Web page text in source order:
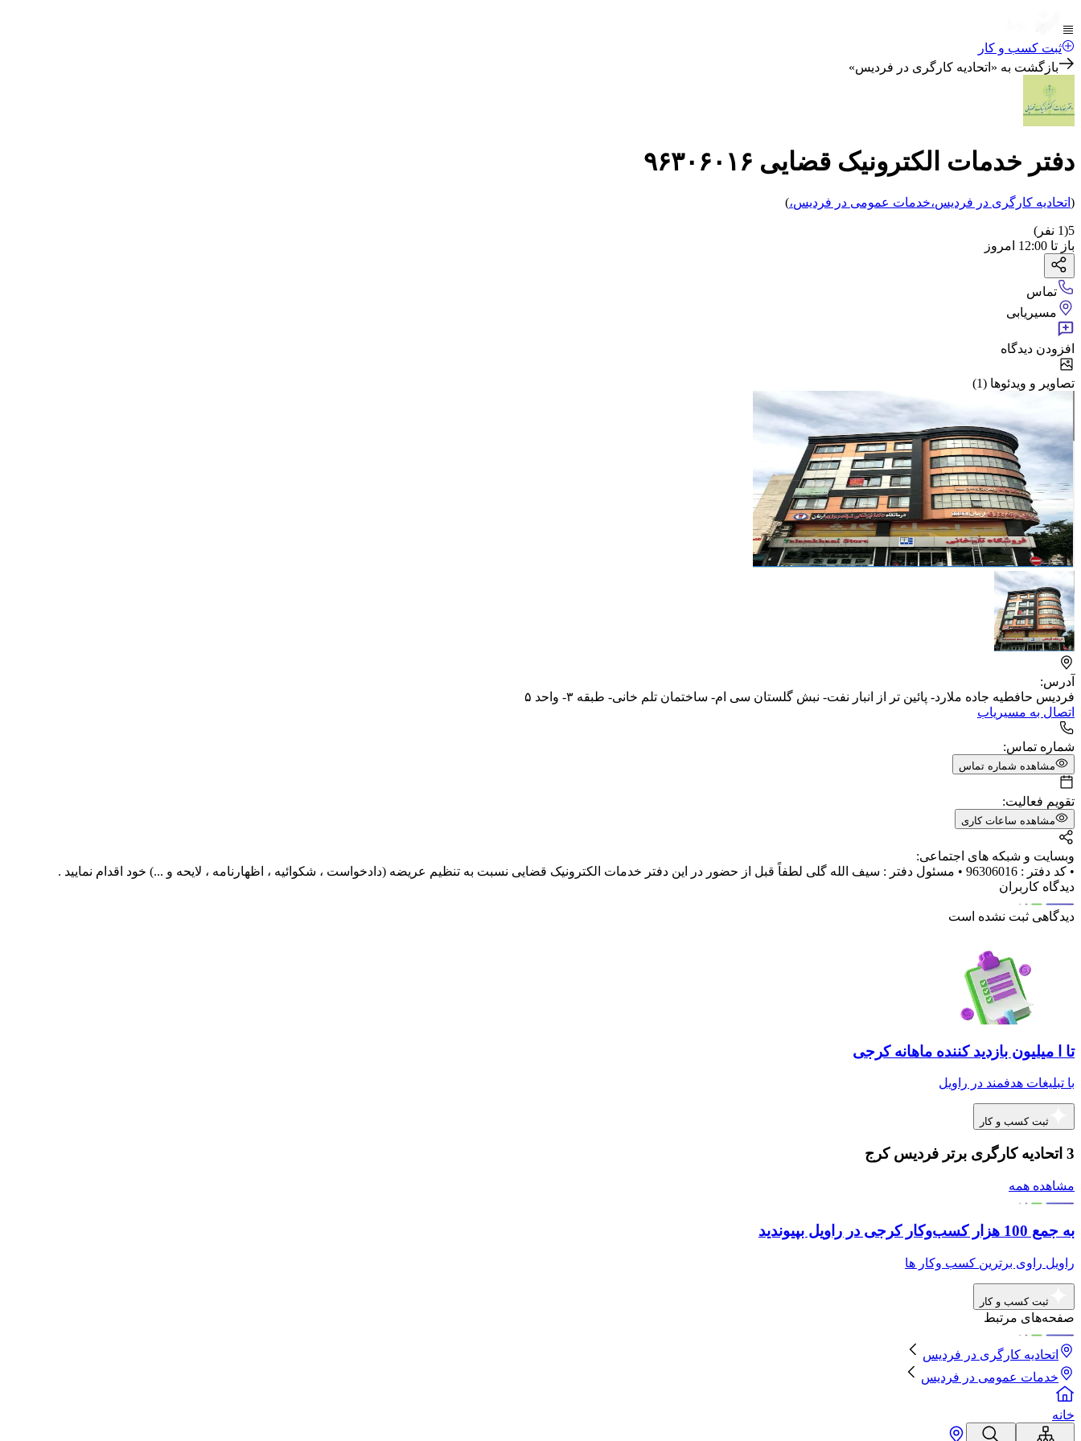
ثبت کسب و کار
بازگشت به « اتحادیه کارگری در فردیس»
دفتر خدمات الکترونیک قضایی ۹۶۳۰۶۰۱۶
( اتحادیه کارگری در فردیس،خدمات عمومی در فردیس،)
5
(
1 نفر)
باز تا 12:00 امروز
تماس
مسیریابی
افزودن دیدگاه
تصاویر و ویدئوها (1)
آدرس:
فردیس حافطیه جاده ملارد- پائین تر از انبار نفت- نبش گلستان سی ام- ساختمان تلم خانی- طبقه ۳- واحد ۵
اتصال به مسیریاب
شماره تماس:
مشاهده شماره تماس
تقویم فعالیت:
مشاهده ساعات کاری
وبسایت و شبکه های اجتماعی:
• کد دفتر : 96306016 • مسئول دفتر : سیف الله گلی لطفاً قبل از حضور در این دفتر خدمات الکترونیک قضایی نسبت به تنظیم عریضه (دادخواست ، شکوائیه ، اظهارنامه ، لایحه و ...) خود اقدام نمایید .
دیدگاه کاربران
دیدگاهی ثبت نشده است
تا ا میلیون بازدید کننده ماهانه کرجی
با تبلیغات هدفمند در راویل
ثبت کسب و کار
3 اتحادیه کارگری برتر فردیس کرج
مشاهده همه
به جمع 100 هزار کسب‌وکار کرجی در راویل بپیوندید
راویل راوی برترین کسب وکار ها
ثبت کسب و کار
صفحه‌های مرتبط
اتحادیه کارگری در فردیس
خدمات عمومی در فردیس
خانه